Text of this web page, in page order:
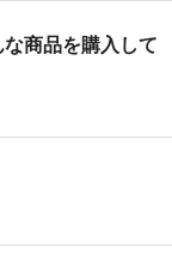
商品を購入して